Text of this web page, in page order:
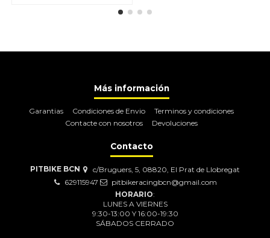
Más información
Garantias Condiciones de Envio
Terminos y condiciones
Contacte con nosotros
Devoluciones
Contacto
PITBIKE BCN
c/Bruguers, 5, 08820, El Prat de Llobregat
629115947
pitbikeracingbcn@gmail.com
HORARIO:
LUNES A VIERNES
9:30-13:00 Y 16:00-19:30
SÁBADOS CERRADO